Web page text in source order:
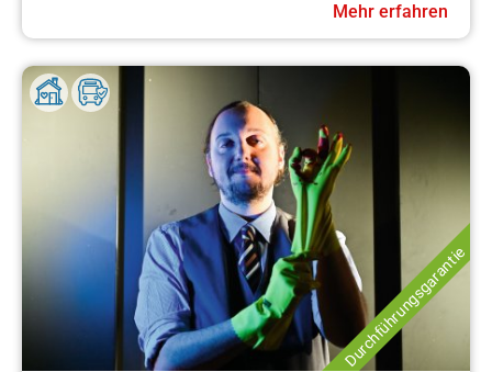
Mehr erfahren
Durchführungsgarantie